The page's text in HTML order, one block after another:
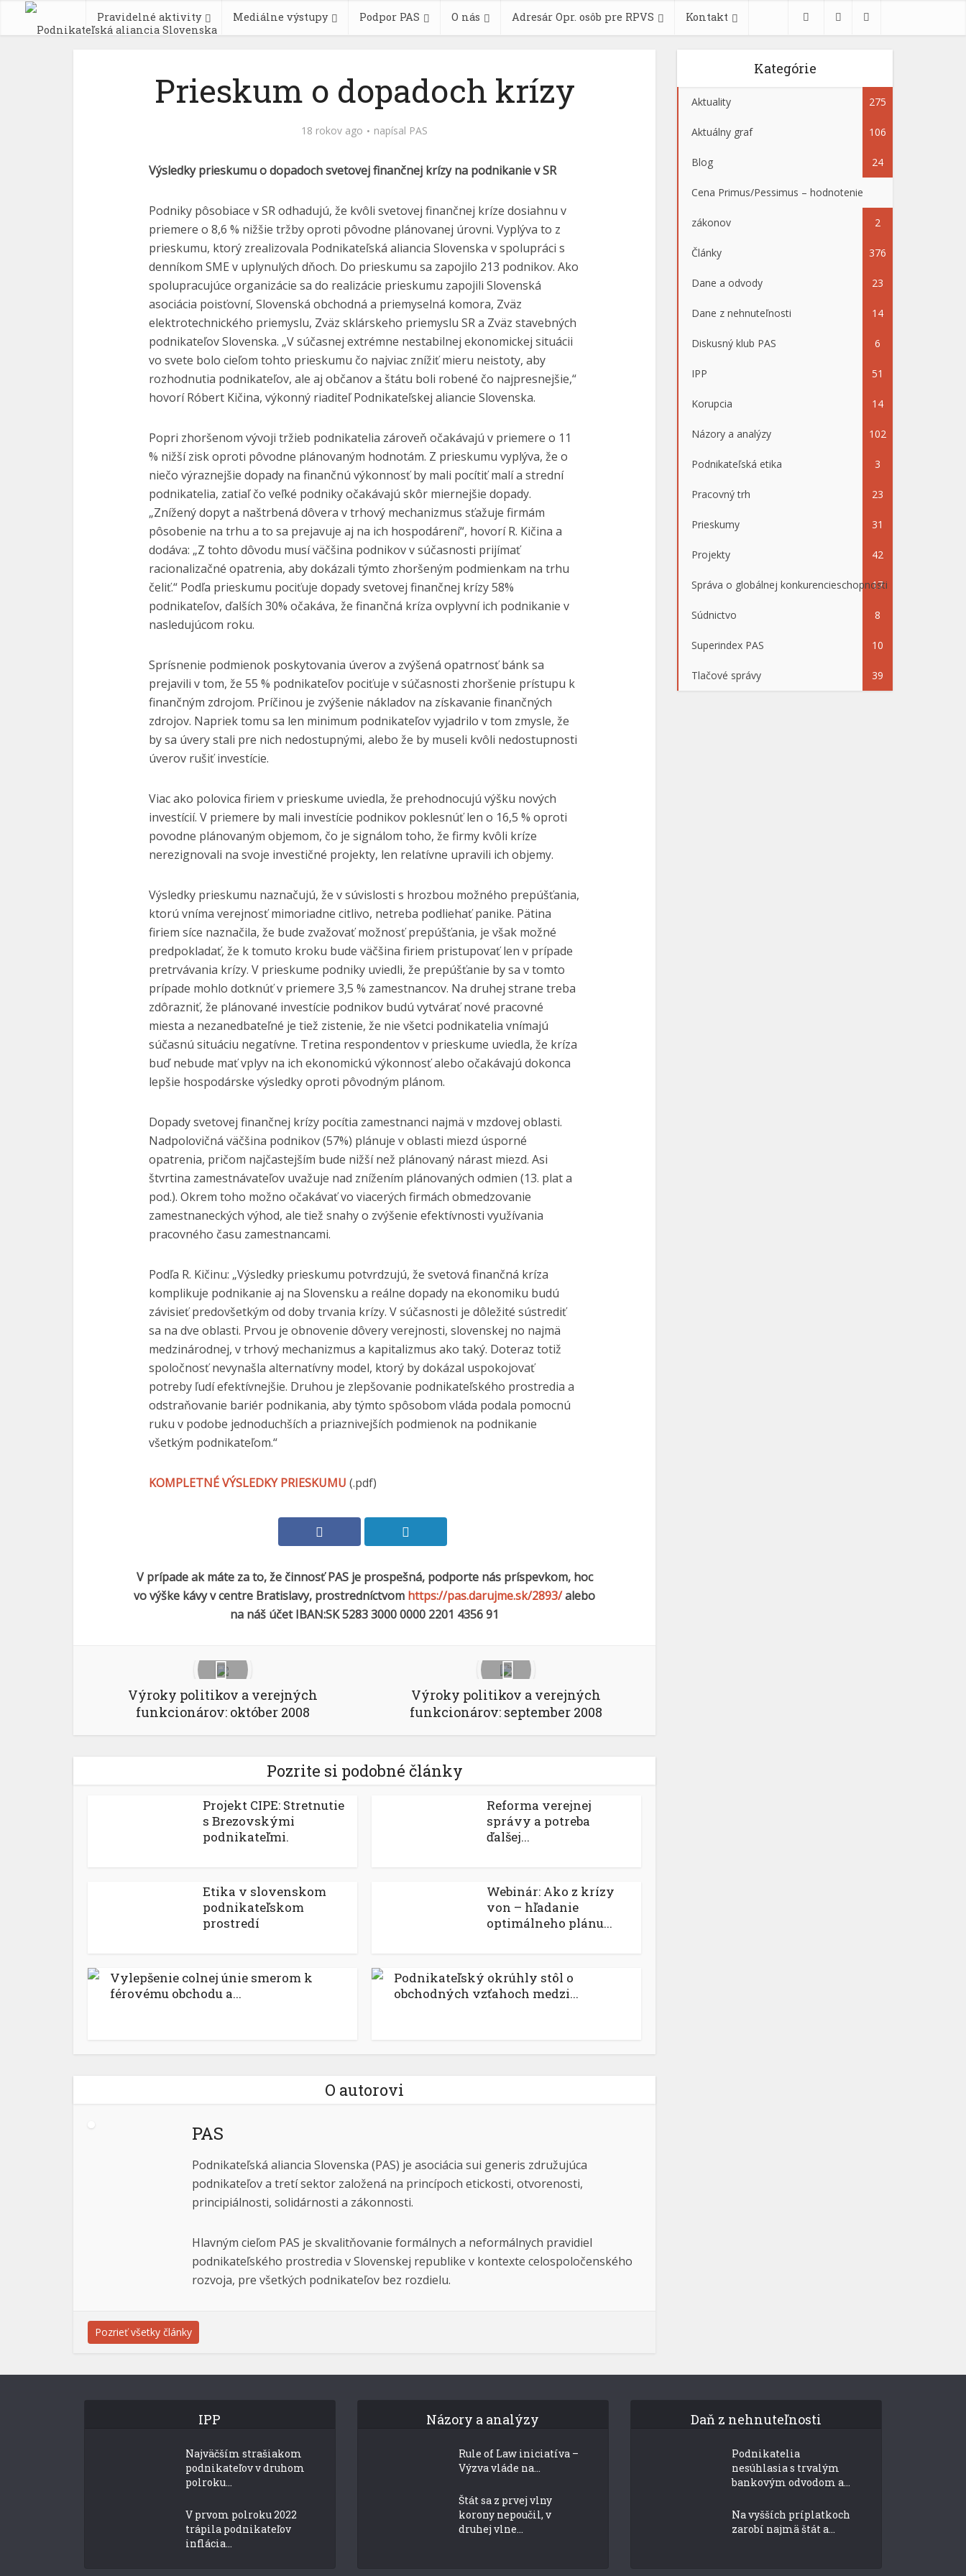
Pravidelné aktivity Mediálne výstupy Podpor PAS O nás Adresár Opr. osôb pre RPVS Kontakt
Prieskum o dopadoch krízy
18 rokov ago napísal PAS
Výsledky prieskumu o dopadoch svetovej finančnej krízy na podnikanie v SR
Podniky pôsobiace v SR odhadujú, že kvôli svetovej finančnej kríze dosiahnu v
priemere o 8,6 % nižšie tržby oproti pôvodne plánovanej úrovni. Vyplýva to z
prieskumu, ktorý zrealizovala Podnikateľská aliancia Slovenska v spolupráci s
denníkom SME v uplynulých dňoch. Do prieskumu sa zapojilo 213 podnikov. Ako
spolupracujúce organizácie sa do realizácie prieskumu zapojili Slovenská
asociácia poisťovní, Slovenská obchodná a priemyselná komora, Zväz
elektrotechnického priemyslu, Zväz sklárskeho priemyslu SR a Zväz stavebných
podnikateľov Slovenska. „V súčasnej extrémne nestabilnej ekonomickej situácii
vo svete bolo cieľom tohto prieskumu čo najviac znížiť mieru neistoty, aby
rozhodnutia podnikateľov, ale aj občanov a štátu boli robené čo najpresnejšie,“
hovorí Róbert Kičina, výkonný riaditeľ Podnikateľskej aliancie Slovenska.
Popri zhoršenom vývoji tržieb podnikatelia zároveň očakávajú v priemere o 11
% nižší zisk oproti pôvodne plánovaným hodnotám. Z prieskumu vyplýva, že o
niečo výraznejšie dopady na finančnú výkonnosť by mali pocítiť malí a strední
podnikatelia, zatiaľ čo veľké podniky očakávajú skôr miernejšie dopady.
„Znížený dopyt a naštrbená dôvera v trhový mechanizmus sťažuje firmám
pôsobenie na trhu a to sa prejavuje aj na ich hospodárení“, hovorí R. Kičina a
dodáva: „Z tohto dôvodu musí väčšina podnikov v súčasnosti prijímať
racionalizačné opatrenia, aby dokázali týmto zhoršeným podmienkam na trhu
čeliť.“ Podľa prieskumu pociťuje dopady svetovej finančnej krízy 58%
podnikateľov, ďalších 30% očakáva, že finančná kríza ovplyvní ich podnikanie v
nasledujúcom roku.
Sprísnenie podmienok poskytovania úverov a zvýšená opatrnosť bánk sa
prejavili v tom, že 55 % podnikateľov pociťuje v súčasnosti zhoršenie prístupu k
finančným zdrojom. Príčinou je zvýšenie nákladov na získavanie finančných
zdrojov. Napriek tomu sa len minimum podnikateľov vyjadrilo v tom zmysle, že
by sa úvery stali pre nich nedostupnými, alebo že by museli kvôli nedostupnosti
úverov rušiť investície.
Viac ako polovica firiem v prieskume uviedla, že prehodnocujú výšku nových
investícií. V priemere by mali investície podnikov poklesnúť len o 16,5 % oproti
povodne plánovaným objemom, čo je signálom toho, že firmy kvôli kríze
nerezignovali na svoje investičné projekty, len relatívne upravili ich objemy.
Výsledky prieskumu naznačujú, že v súvislosti s hrozbou možného prepúšťania,
ktorú vníma verejnosť mimoriadne citlivo, netreba podliehať panike. Pätina
firiem síce naznačila, že bude zvažovať možnosť prepúšťania, je však možné
predpokladať, že k tomuto kroku bude väčšina firiem pristupovať len v prípade
pretrvávania krízy. V prieskume podniky uviedli, že prepúšťanie by sa v tomto
prípade mohlo dotknúť v priemere 3,5 % zamestnancov. Na druhej strane treba
zdôrazniť, že plánované investície podnikov budú vytvárať nové pracovné
miesta a nezanedbateľné je tiež zistenie, že nie všetci podnikatelia vnímajú
súčasnú situáciu negatívne. Tretina respondentov v prieskume uviedla, že kríza
buď nebude mať vplyv na ich ekonomickú výkonnosť alebo očakávajú dokonca
lepšie hospodárske výsledky oproti pôvodným plánom.
Dopady svetovej finančnej krízy pocítia zamestnanci najmä v mzdovej oblasti.
Nadpolovičná väčšina podnikov (57%) plánuje v oblasti miezd úsporné
opatrenia, pričom najčastejším bude nižší než plánovaný nárast miezd. Asi
štvrtina zamestnávateľov uvažuje nad znížením plánovaných odmien (13. plat a
pod.). Okrem toho možno očakávať vo viacerých firmách obmedzovanie
zamestnaneckých výhod, ale tiež snahy o zvýšenie efektívnosti využívania
pracovného času zamestnancami.
Podľa R. Kičinu: „Výsledky prieskumu potvrdzujú, že svetová finančná kríza
komplikuje podnikanie aj na Slovensku a reálne dopady na ekonomiku budú
závisieť predovšetkým od doby trvania krízy. V súčasnosti je dôležité sústrediť
sa na dve oblasti. Prvou je obnovenie dôvery verejnosti, slovenskej no najmä
medzinárodnej, v trhový mechanizmus a kapitalizmus ako taký. Doteraz totiž
spoločnosť nevynašla alternatívny model, ktorý by dokázal uspokojovať
potreby ľudí efektívnejšie. Druhou je zlepšovanie podnikateľského prostredia a
odstraňovanie bariér podnikania, aby týmto spôsobom vláda podala pomocnú
ruku v podobe jednoduchších a priaznivejších podmienok na podnikanie
všetkým podnikateľom.“
KOMPLETNÉ VÝSLEDKY PRIESKUMU (.pdf)
V prípade ak máte za to, že činnosť PAS je prospešná, podporte nás príspevkom, hoc
vo výške kávy v centre Bratislavy, prostredníctvom https://pas.darujme.sk/2893/alebo
na náš účet IBAN:SK 5283 3000 0000 2201 4356 91
Výroky politikov a verejných
funkcionárov: október 2008
Výroky politikov a verejných
funkcionárov: september 2008
Pozrite si podobné články
Projekt CIPE: Stretnutie
s Brezovskými
podnikateľmi.
Reforma verejnej
správy a potreba
ďalšej...
Etika v slovenskom
podnikateľskom
prostredí
Webinár: Ako z krízy
von – hľadanie
optimálneho plánu...
Vylepšenie colnej únie smerom k
férovému obchodu a...
Podnikateľský okrúhly stôl o
obchodných vzťahoch medzi...
O autorovi
PAS
Podnikateľská aliancia Slovenska (PAS) je asociácia sui generis združujúca
podnikateľov a tretí sektor založená na princípoch etickosti, otvorenosti,
principiálnosti, solidárnosti a zákonnosti.
Hlavným cieľom PAS je skvalitňovanie formálnych a neformálnych pravidiel
podnikateľského prostredia v Slovenskej republike v kontexte celospoločenského
rozvoja, pre všetkých podnikateľov bez rozdielu.
Pozrieť všetky články
Kategórie
Aktuality 275
Aktuálny graf 106
Blog 24
Cena Primus/Pessimus – hodnotenie
zákonov 2
Články 376
Dane a odvody 23
Dane z nehnuteľnosti 14
Diskusný klub PAS 6
IPP 51
Korupcia 14
Názory a analýzy 102
Podnikateľská etika 3
Pracovný trh 23
Prieskumy 31
Projekty 42
Správa o globálnej konkurencieschopnosti
17
Súdnictvo 8
Superindex PAS 10
Tlačové správy 39
IPP
Najväčším strašiakom
podnikateľov v druhom
polroku...
V prvom polroku 2022
trápila podnikateľov
inflácia...
Názory a analýzy
Rule of Law iniciatíva –
Výzva vláde na...
Štát sa z prvej vlny
korony nepoučil, v
druhej vlne...
Daň z nehnuteľnosti
Podnikatelia
nesúhlasia s trvalým
bankovým odvodom a...
Na vyšších príplatkoch
zarobí najmä štát a...